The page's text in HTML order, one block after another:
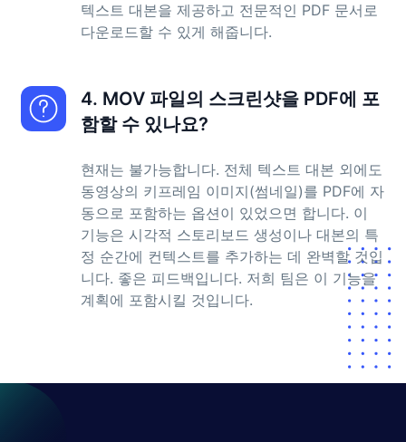
텍스트 대본을 제공하고 전문적인 PDF 문서로
다운로드할 수 있게 해줍니다.
4. MOV 파일의 스크린샷을 PDF에 포
함할 수 있나요?
현재는 불가능합니다. 전체 텍스트 대본 외에도
동영상의 키프레임 이미지(썸네일)를 PDF에 자
동으로 포함하는 옵션이 있었으면 합니다. 이
기능은 시각적 스토리보드 생성이나 대본의 특
정 순간에 컨텍스트를 추가하는 데 완벽할 것입
니다. 좋은 피드백입니다. 저희 팀은 이 기능을
계획에 포함시킬 것입니다.